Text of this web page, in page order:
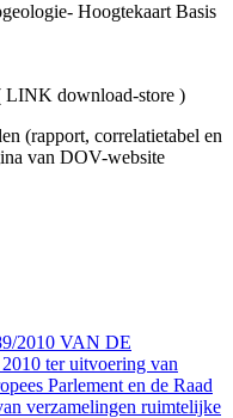
Hoogtekaart Basis
LINK download-store )
(rapport, correlatietabel en
van DOV-website
2010 VAN DE
ter uitvoering van
Parlement en de Raad
verzamelingen ruimtelijke